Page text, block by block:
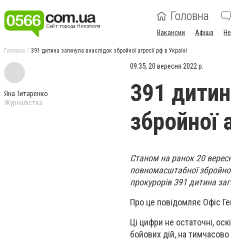
Головна
Вакансии Афіша
Головна 391 дитина загинула внаслідок збройної агресії рф в Україні
Яна Титаренко
Журналістка
09:35, 20 вересня 2022 р.
391
збройної
Станом на ранок 20
повномасштабної
прокурорів 391 дитина
Про це повідомляє Офіс
Ці цифри не остаточні,
бойових дій, на тимчасово